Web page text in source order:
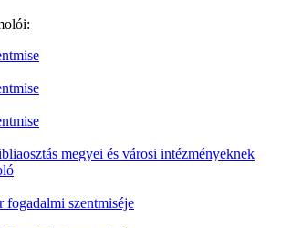
megyei és városi intézményeknek
fogadalmi szentmiséje